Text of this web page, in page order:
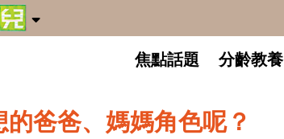
焦點話題 分齡教養
爸爸、媽媽角色呢？